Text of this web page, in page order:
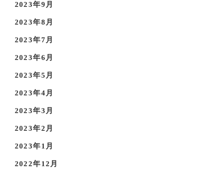
2023年9月
2023年8月
2023年7月
2023年6月
2023年5月
2023年4月
2023年3月
2023年2月
2023年1月
2022年12月